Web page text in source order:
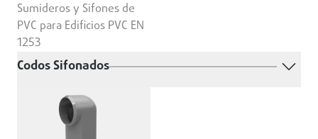
Sumideros y Sifones de
PVC para Edificios PVC EN
1253
Codos Sifonados